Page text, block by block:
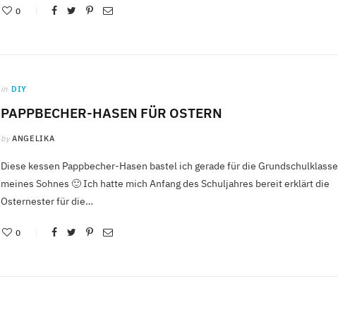
0
in DIY
PAPPBECHER-HASEN FÜR OSTERN
by ANGELIKA
Diese kessen Pappbecher-Hasen bastel ich gerade für die Grundschulklasse
meines Sohnes 🙂 Ich hatte mich Anfang des Schuljahres bereit erklärt die
Osternester für die…
0